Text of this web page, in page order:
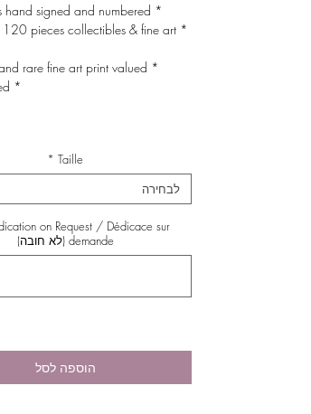
* Each print is hand signed and numbered
120 pieces collectibles & fine art
* Collectible and rare fine art print valued
* mat included
Taille
*
לבחירה
on Request / Dédicace sur
demande (לא חובה)
הוספה לסל